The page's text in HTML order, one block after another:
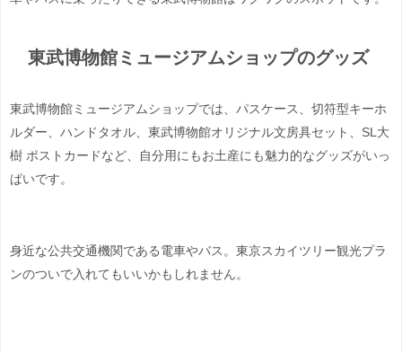
東武博物館ミュージアムショップのグッズ
東武博物館ミュージアムショップでは、 パスケース、切符型キーホ
ルダー、ハンドタオル、東武博物館オリジナル文房具セット、SL大
樹 ポストカードなど、自分用にもお土産にも魅力的なグッズがいっ
ぱいです。
身近な公共交通機関である電車やバス。東京スカイツリー観光プラ
ンのついで入れてもいいかもしれません。